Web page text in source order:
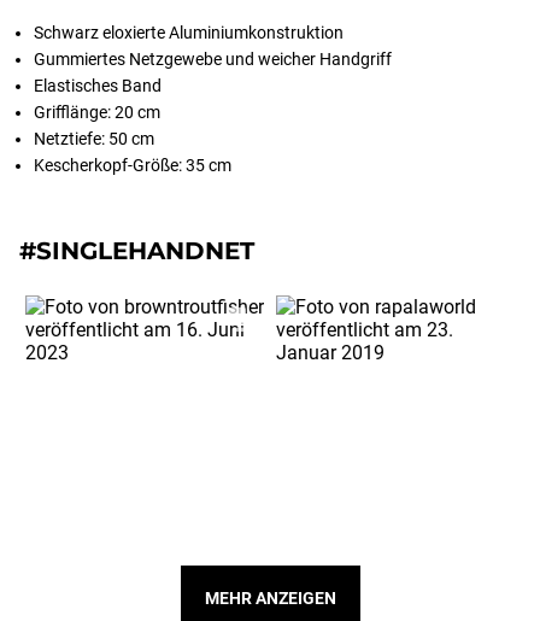
Schwarz eloxierte Aluminiumkonstruktion
Gummiertes Netzgewebe und weicher Handgriff
Elastisches Band
Grifflänge: 20 cm
Netztiefe: 50 cm
Kescherkopf-Größe: 35 cm
#SINGLEHANDNET
MEHR ANZEIGEN